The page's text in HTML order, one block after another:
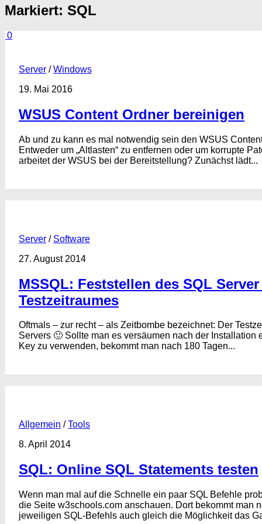
Markiert: SQL
0
Server /Windows
19. Mai 2016
WSUS Content Ordner bereinigen
Ab und zu kann es mal notwendig sein den WSUS
Entweder um „Altlasten“ zu entfernen oder um korrupte
arbeitet der WSUS bei der Bereitstellung? Zunächst lädt...
Server / Software
27. August 2014
MSSQL: Feststellen des SQL Server
Testzeitraumes
Oftmals – zur recht – als Zeitbombe bezeichnet: Der
Servers 🙂 Sollte man es versäumen nach der Installation
Key zu verwenden, bekommt man nach 180 Tagen...
Allgemein /Tools
8. April 2014
SQL: Online SQL Statements testen
Wenn man mal auf die Schnelle ein paar SQL Befehle
die Seite w3schools.com anschauen. Dort bekommt man
jeweiligen SQL-Befehls auch gleich die Möglichkeit das